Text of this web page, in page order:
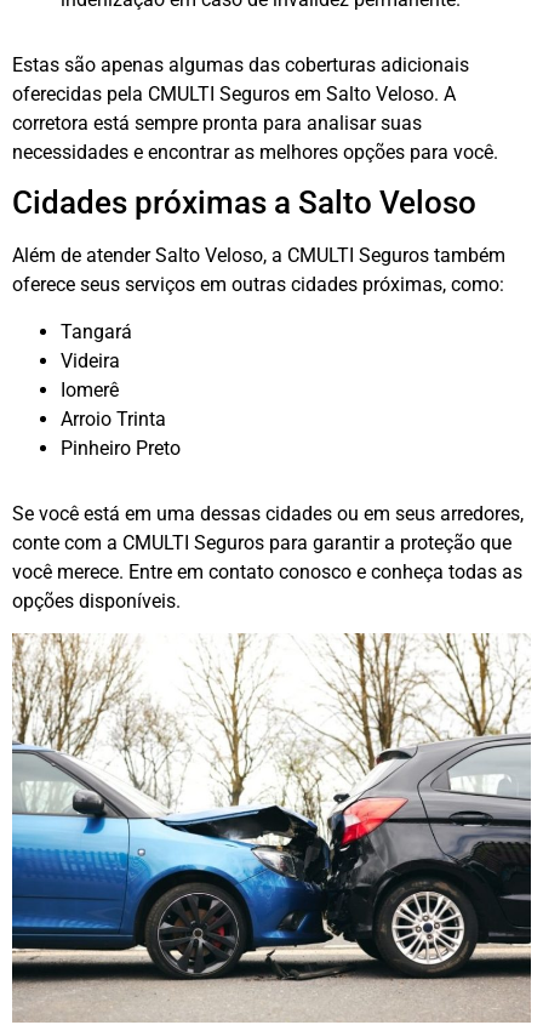
Estas são apenas algumas das coberturas adicionais
oferecidas pela CMULTI Seguros em Salto Veloso. A
corretora está sempre pronta para analisar suas
necessidades e encontrar as melhores opções para você.
Cidades próximas a Salto Veloso
Além de atender Salto Veloso, a CMULTI Seguros também
oferece seus serviços em outras cidades próximas, como:
Tangará
Videira
Iomerê
Arroio Trinta
Pinheiro Preto
Se você está em uma dessas cidades ou em seus arredores,
conte com a CMULTI Seguros para garantir a proteção que
você merece. Entre em contato conosco e conheça todas as
opções disponíveis.